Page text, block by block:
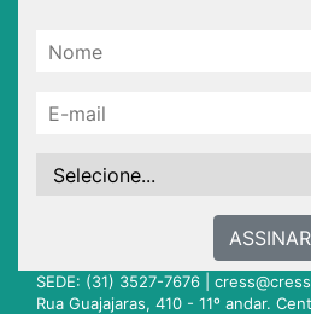
ASSINAR
SEDE: (31) 3527-7676 |
Rua Guajajaras, 410 - 11º andar.